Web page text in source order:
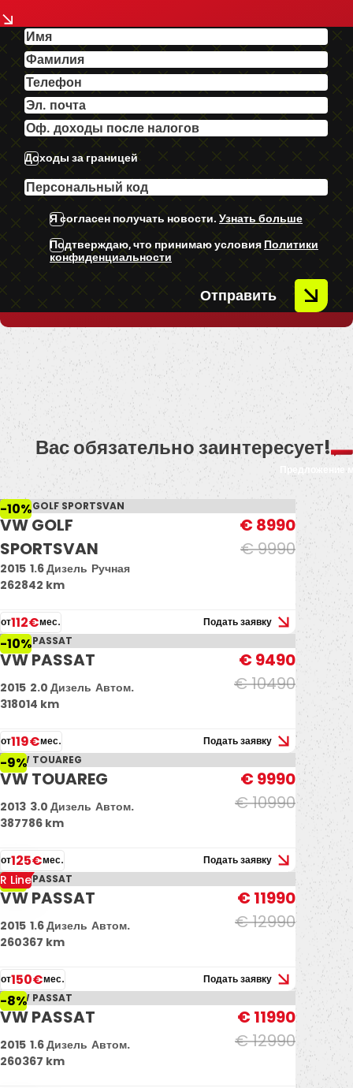
-U.C. ekstras.
Доходы за границей
Я согласен получать новости. Узнать больше
Подтверждаю, что принимаю условия Политики
конфиденциальности
Отправить
Вас обязательно заинтересует!
Предложение
-10%
VW GOLF
SPORTSVAN
€ 9990
€ 8990
2015 1.6 Дизель Ручная
262842 km
от112€мес. Подать заявку
-10%
VW PASSAT
€ 10490
€ 9490
2015 2.0 Дизель Автом.
318014 km
от119€мес. Подать заявку
-9%
VW TOUAREG
€ 10990
€ 9990
2013 3.0 Дизель Автом.
387786 km
от125€мес. Подать заявку
-8%
R Line
VW PASSAT
€ 12990
€ 11990
2015 1.6 Дизель Автом.
260367 km
от150€мес. Подать заявку
-8%
VW PASSAT
€ 12990
€ 11990
2015 1.6 Дизель Автом.
260367 km